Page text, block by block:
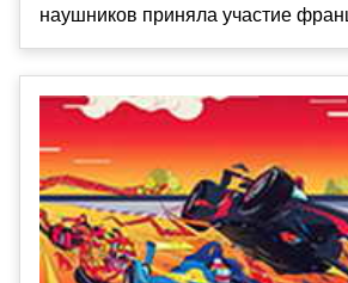
наушников приняла участие